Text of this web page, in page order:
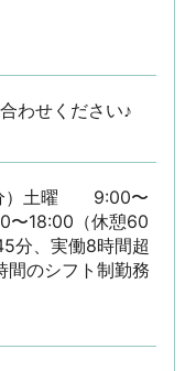
わせください♪
土曜　　9:00〜
〜18:00（休憩60
分、実働8時間超
のシフト制勤務